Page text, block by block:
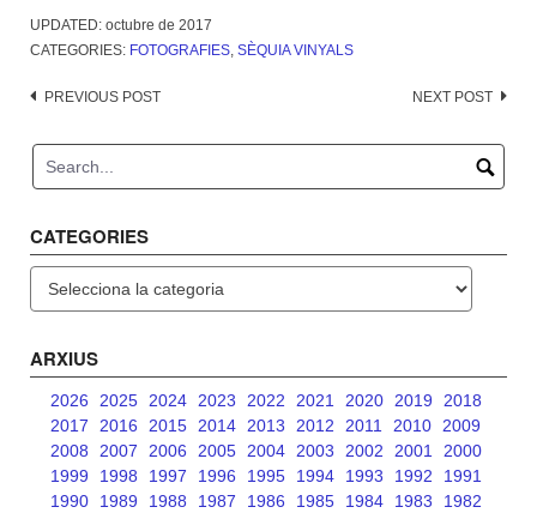
UPDATED: octubre de 2017
CATEGORIES: FOTOGRAFIES, SÈQUIA VINYALS
Post
PREVIOUS POST NEXT POST
CATEGORIES
ARXIUS
2026 2025 2024 2023 2022 2021 2020 2019
2018
2017
2016 2015 2014 2013 2012 2011 2010
2009
2008
2007 2006 2005 2004 2003 2002 2001
2000
1999
1998 1997 1996 1995 1994 1993 1992
1991
1990
1989 1988 1987 1986 1985 1984 1983
1982